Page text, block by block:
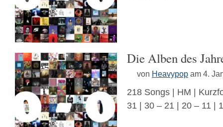
Die Alben des
von Heavypop am 4.
218 Songs | HM |
31 | 30 – 21 | 20 – 11 |